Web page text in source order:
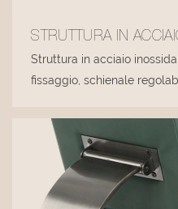
STRUTTURA IN
Struttura in acciaio
fissaggio, schienale